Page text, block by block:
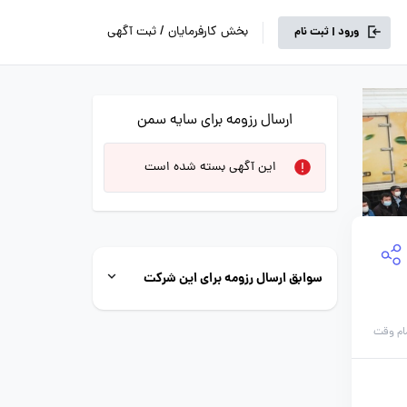
ورود | ثبت نام بخش کارفرمایان / ثبت آگهی
وقت
ارسال رزومه برای سایه سمن
این آگهی بسته شده است
سوابق ارسال رزومه برای این شرکت